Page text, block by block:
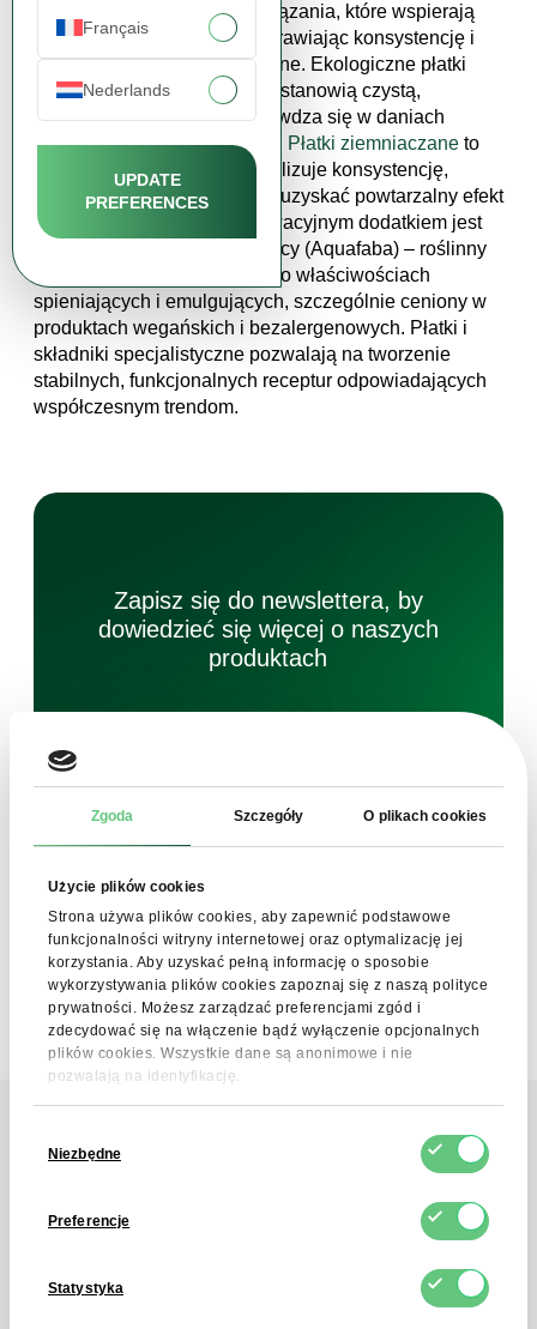
Zgoda Szczegóły O plikach cookies
Użycie plików cookies
Strona używa plików cookies, aby zapewnić podstawowe
funkcjonalności witryny internetowej oraz optymalizację jej
korzystania. Aby uzyskać pełną informację o sposobie
wykorzystywania plików cookies zapoznaj się z naszą polityce
prywatności. Możesz zarządzać preferencjami zgód i
zdecydować się na włączenie bądź wyłączenie opcjonalnych
plików cookies. Wszystkie dane są anonimowe i nie
pozwalają na identyfikację.
zgody
Niezbędne
Preferencje
Statystyka
Français
Nederlands
UPDATE
PREFERENCES
to rozwiązania, które wspierają
funkcjonalność receptur, poprawiając konsystencję i
ułatwiając procesy produkcyjne. Ekologiczne płatki
ziemniaczane bez dodatków stanowią czystą,
ekologiczną bazę, która sprawdza się w daniach
instant, puree czy wypiekach.
Płatki ziemniaczane to
wygodny składnik, który stabilizuje konsystencję,
zwiększa objętość i pozwala uzyskać powtarzalny efekt
w gotowych wyrobach. Innowacyjnym dodatkiem jest
proszek z wywaru z ciecierzycy (Aquafaba) – roślinny
zamiennik białka jajecznego o właściwościach
spieniających i emulgujących, szczególnie ceniony w
produktach wegańskich i bezalergenowych. Płatki i
składniki specjalistyczne pozwalają na tworzenie
stabilnych, funkcjonalnych receptur odpowiadających
współczesnym trendom.
Zapisz się do newslettera, by
dowiedzieć się więcej o naszych
produktach
osobowych przez FDCM E-commerce S.A w celu
świadczenia usługi Newslettera. Rozumiem, że mogę
wycofać tę zgodę w dowolnym momencie.
ZAPISZ SIĘ
Kontakt
Skontaktuj się z nami
Skontaktuj się przez formularz, a w